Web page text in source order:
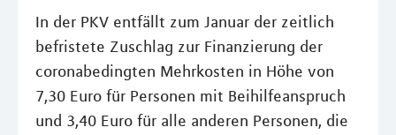
In der PKV entfällt zum Januar der zeitlich
befristete Zuschlag zur Finanzierung der
coronabedingten Mehrkosten in Höhe von
7,30 Euro für Personen mit Beihilfeanspruch
und 3,40 Euro für alle anderen Personen, die